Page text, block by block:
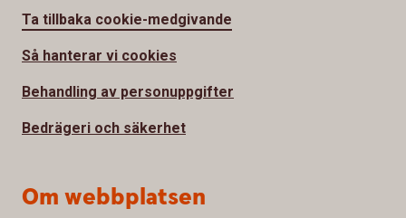
Ta tillbaka cookie-medgivande
Så hanterar vi cookies
Behandling av personuppgifter
Bedrägeri och säkerhet
Om webbplatsen